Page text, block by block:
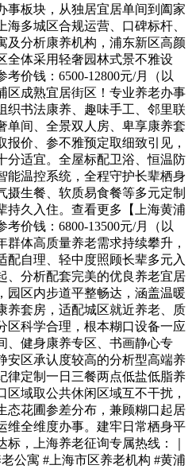
事板块，从独居宜居单间到阖家
多城区合规运营、口碑标杆、
及分析康养机构，浦东新区高颜
全体采用轻奢园林式景不雅设
价钱：6500-12800元/月（以
区成熟宜居街区！专业养老办事
织书法康养、趣味手工、邻里联
单间、全景双人房、卑享康养套
报价、参不雅预定取细致引见，
分适宜。全屋标配卫浴、恒温防
能温控系统，全程守护长辈栖身
摄生餐、软质易食餐等多元定制
持久入住。查看更多【上海黄浦
价钱：6800-13500元/月（以
群体高质量养老需求持续攀升，
配自理、轻中度照顾长辈多元入
、分析配套完美的优良养老宜居
园区内步道平整畅达，涵盖温暖
养套房，适配城区就近养老、质
区科学合理，根本糊口设备一应
、健身康养专区、书画静心专
安区承认度较高的分析型高端养
律定制一日三餐两点低盐低脂养
域取公共休闲区域互不干扰，
态花圃参差分布，兼顾糊口起居
维全维度办事。建牢日常栖身平
，上海养老征询专属热线：｜
公寓 #上海市区养老机构 #黄浦